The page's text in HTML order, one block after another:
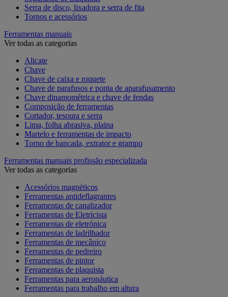
Serra de disco, lixadora e serra de fita
Tornos e acessórios
Ferramentas manuais
Ver todas as categorias
Alicate
Chave
Chave de caixa e roquete
Chave de parafusos e ponta de aparafusamento
Chave dinamométrica e chave de fendas
Composição de ferramentas
Cortador, tesoura e serra
Lima, folha abrasiva, plaina
Martelo e ferramentas de impacto
Torno de bancada, extrator e grampo
Ferramentas manuais profissão especializada
Ver todas as categorias
Acessórios magnéticos
Ferramentas antideflagrantes
Ferramentas de canalizador
Ferramentas de Eletricista
Ferramentas de eletrónica
Ferramentas de ladrilhador
Ferramentas de mecânico
Ferramentas de pedreiro
Ferramentas de pintor
Ferramentas de plaquista
Ferramentas para aeronáutica
Ferramentas para trabalho em altura